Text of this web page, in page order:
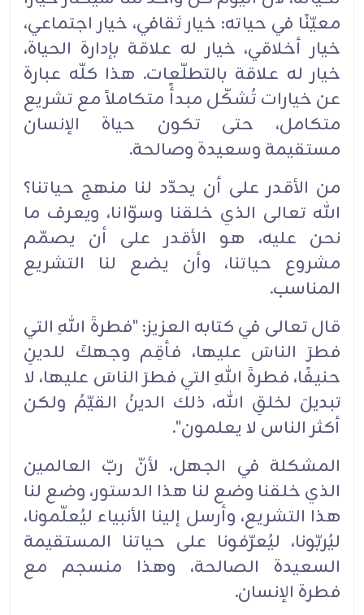
معيّنًا في حياته: خيار ثقافي، ‏خيار اجتماعي،
خيار أخلاقي، خيار له علاقة بإدارة الحياة،
‏خيار له علاقة بالتطلّعات.‏ هذا كلّه عبارة
عن خيارات تُشكّل مبدأً متكاملاً مع تشريع
متكامل، حتى تكون ‏حياة الإنسان
مستقيمة وسعيدة ‏وصالحة.‏
من الأقدر على أن يحدّد لنا منهج حياتنا؟
الله تعالى الذي خلقنا وسوّانا، ويعرف ما
نحن عليه، هو الأقدر على ‏أن يصمّم
مشروع حياتنا، وأن يضع لنا ‏التشريع
المناسب.‏
قال تعالى في كتابه العزيز: "فطرةَ اللهِ التي
فطرَ الناسَ عليها، فأقِم وجهكَ للدينِ
حنيفًا، فطرةَ اللهِ التي فطرَ ‏‏الناسَ عليها، لا
تبديلَ لخلقِ الله، ذلك الدينُ القيّمُ ولكن
أكثر الناس لا يعلمون".‏
المشكلة في الجهل، لأنّ ربّ العالمين
الذي خلقنا وضع لنا هذا الدستور، وضع لنا
هذا التشريع، وأرسل إلينا ‏‏الأنبياء ليُعلّمونا،
ليُربّونا، ليُعرّفونا على حياتنا المستقيمة
السعيدة الصالحة، وهذا منسجم مع
فطرة الإنسان.‏